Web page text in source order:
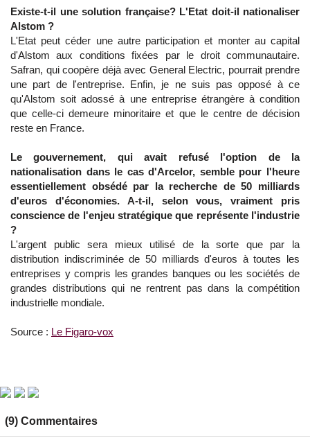
Existe-t-il une solution française? L'Etat doit-il nationaliser
Alstom ?
L'Etat peut céder une autre participation et monter au capital
d'Alstom aux conditions fixées par le droit communautaire.
Safran, qui coopère déjà avec General Electric, pourrait prendre
une part de l'entreprise. Enfin, je ne suis pas opposé à ce
qu'Alstom soit adossé à une entreprise étrangère à condition
que celle-ci demeure minoritaire et que le centre de décision
reste en France.
Le gouvernement, qui avait refusé l'option de la
nationalisation dans le cas d'Arcelor, semble pour l'heure
essentiellement obsédé par la recherche de 50 milliards
d'euros d'économies. A-t-il, selon vous, vraiment pris
conscience de l'enjeu stratégique que représente l'industrie
?
L'argent public sera mieux utilisé de la sorte que par la
distribution indiscriminée de 50 milliards d'euros à toutes les
entreprises y compris les grandes banques ou les sociétés de
grandes distributions qui ne rentrent pas dans la compétition
industrielle mondiale.
Source : Le Figaro-vox
(9) Commentaires